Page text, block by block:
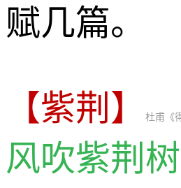
赋几篇。
【紫荆】 杜甫《
风吹紫荆树